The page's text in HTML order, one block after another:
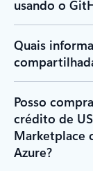
usando o
Quais
Posso
crédito de
Marketplace
Azure?